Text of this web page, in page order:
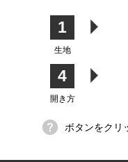
生地
1
生地
4
開き方
ボタンをクリ